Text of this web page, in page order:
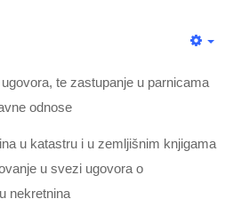
te zastupanje u parnicama
odnose
u katastru i u zemljišnim knjigama
u svezi ugovora o
nekretnina